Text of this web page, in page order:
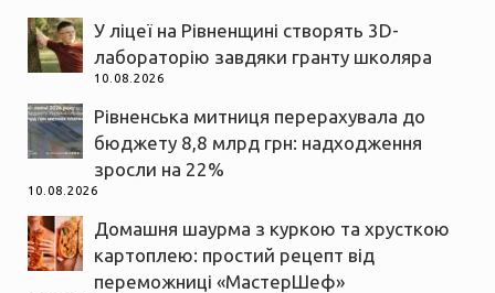
У ліцеї на Рівненщині створять 3D-
лабораторію завдяки гранту школяра
10.08.2026
Рівненська митниця перерахувала до
бюджету 8,8 млрд грн: надходження
зросли на 22%
10.08.2026
Домашня шаурма з куркою та хрусткою
картоплею: простий рецепт від
переможниці «МастерШеф»